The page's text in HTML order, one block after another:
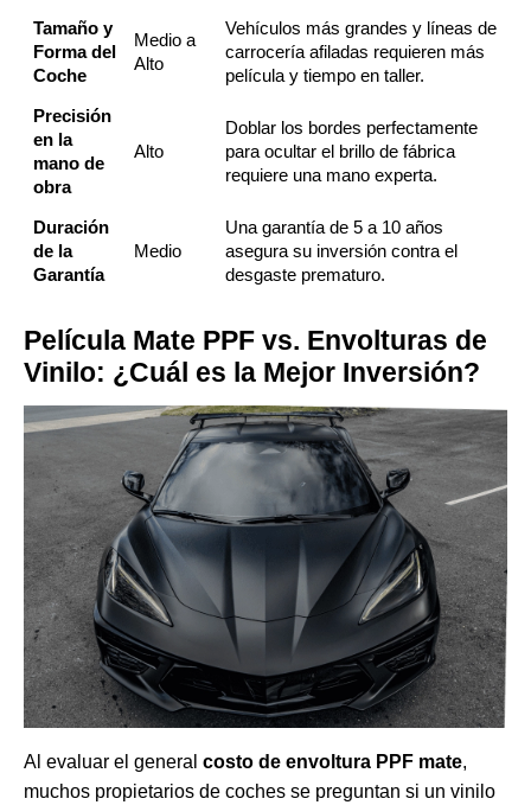
Tamaño y
Forma del
Coche
Medio a
Alto
Vehículos más grandes y líneas de
carrocería afiladas requieren más
película y tiempo en taller.
Precisión
en la
mano de
obra
Alto
Doblar los bordes perfectamente
para ocultar el brillo de fábrica
requiere una mano experta.
Duración
de la
Garantía
Medio
Una garantía de 5 a 10 años
asegura su inversión contra el
desgaste prematuro.
Película Mate PPF vs. Envolturas de
Vinilo: ¿Cuál es la Mejor Inversión?
Al evaluar el general costo de envoltura PPF mate,
muchos propietarios de coches se preguntan si un vinilo